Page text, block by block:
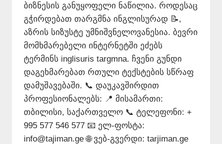
ბიზნესის განუყოფელი ნაწილია. როდესაც
გჭირდებათ თარგმნა ინგლისურად 📝,
აზრის სიზუსტე უმნიშვნელოვანესია. ბევრი
მომხმარებელი ინტერნეტში ეძებს
ტერმინს inglisuris targmna. ჩვენი გუნდი
დაგეხმარებათ რთული ტექსტების სწრაფ
დამუშავებაში. 📞 დაუკავშირდით
პროფესიონალებს: 📍 მისამართი:
თბილისი, საქართველო 📞 ტელეფონი: +
995 577 546 577 📧 ელ-ფოსტა:
info@tajiman.ge 🌐 ვებ-გვერდი: tarjiman.ge